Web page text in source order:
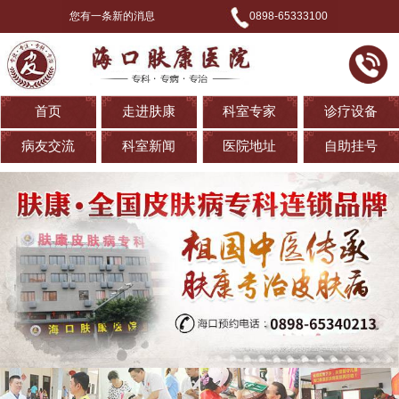
您有一条新的消息 0898-65333100
首页 走进肤康 科室专家 诊疗设备
病友交流 科室新闻 医院地址 自助挂号